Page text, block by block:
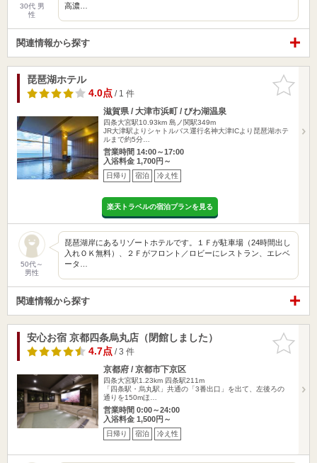
30代 男
性
高濃…
関連情報から探す
お気に入
りに追加
琵琶湖ホテル
4.0点/ 1 件
滋賀県 / 大津市浜町 / びわ湖温泉
四条大宮駅10.93km 島ノ関駅349m
JR大津駅よりシャトルバス運行名神大津ICより琵琶湖ホテ
ルまで約5分…
営業時間 14:00～17:00
入浴料金 1,700円～
日帰り 宿泊 冷え性
楽天トラベルの宿泊プランを見る
50代～
男性
琵琶湖岸にあるリゾートホテルです。１Ｆが駐車場（24時間出し
入れＯＫ無料）、２Ｆがフロント／ロビーにレストラン、エレベ
ータ…
関連情報から探す
お気に入
りに追加
安心お宿 京都四条烏丸店（閉館しました）
4.7点/ 3 件
京都府 / 京都市下京区
四条大宮駅1.23km 四条駅211m
「四条駅・烏丸駅」共通の「3番出口」を出て、左後ろの
通りを150mほ…
営業時間 0:00～24:00
入浴料金 1,500円～
日帰り 宿泊 冷え性